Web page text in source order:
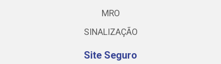
MRO
SINALIZAÇÃO
Site Seguro